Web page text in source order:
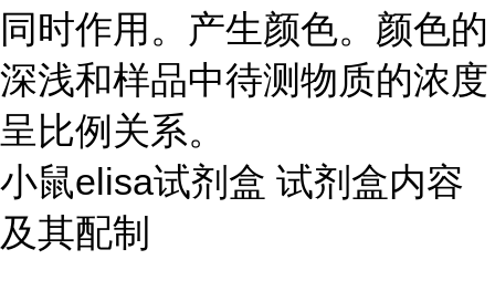
同时作用。产生颜色。颜色的
深浅和样品中待测物质的浓度
呈比例关系。
小鼠elisa试剂盒 试剂盒内容
及其配制